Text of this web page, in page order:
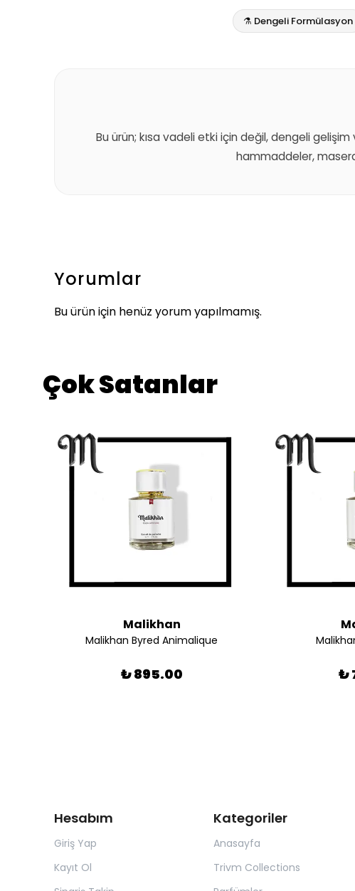
⚗️ Dengeli Formülasyon
Bu ürün; kısa vadeli etki için değil, dengeli
hammaddeler,
Yorumlar
Bu ürün için henüz yorum yapılmamış.
Çok Satanlar
Malikhan
Malikhan Byred Animalique
₺ 895.00 ₺
Hesabım
Giriş Yap
Kayıt Ol
Kategoriler
Anasayfa
Trivm Collections